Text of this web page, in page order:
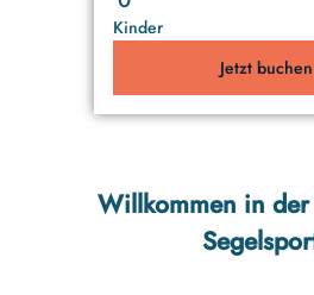
Kinder
Jetzt buchen
Willkommen in